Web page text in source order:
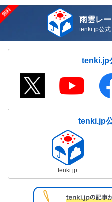
雨雲レー
tenki.jp公
tenki.jp
tenki.jp
tenki.jp